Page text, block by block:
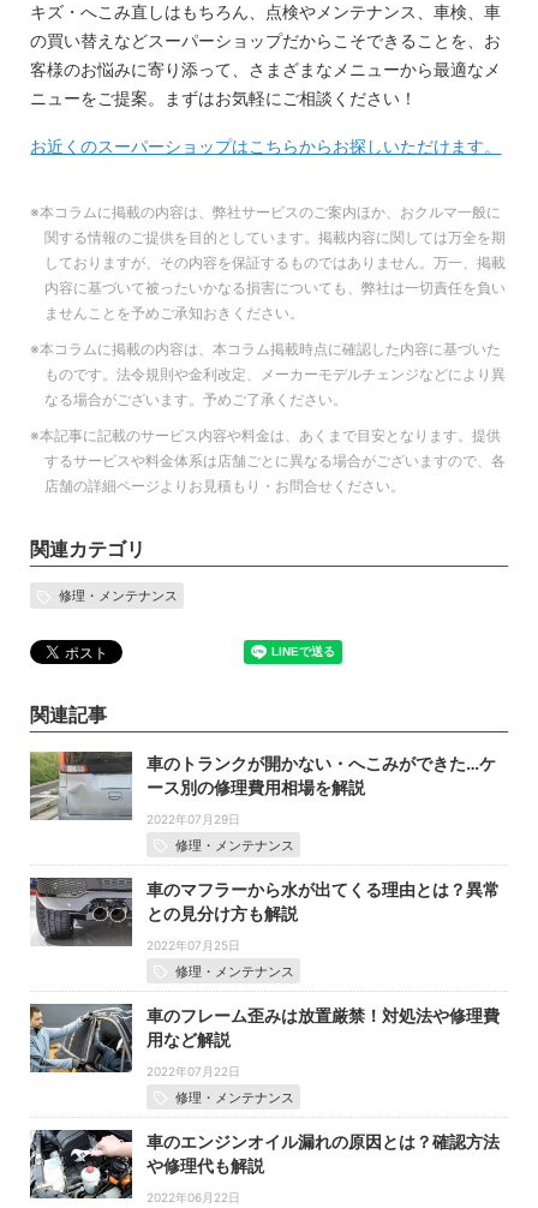
キズ・へこみ直しはもちろん、点検やメンテナンス、車検、車
の買い替えなどスーパーショップだからこそできることを、お
客様のお悩みに寄り添って、さまざまなメニューから最適なメ
ニューをご提案。まずはお気軽にご相談ください！
お近くのスーパーショップはこちらからお探しいただけます。
※本コラムに掲載の内容は、弊社サービスのご案内ほか、おクルマ一般に
関する情報のご提供を目的としています。掲載内容に関しては万全を期
しておりますが、その内容を保証するものではありません。万一、掲載
内容に基づいて被ったいかなる損害についても、弊社は一切責任を負い
ませんことを予めご承知おきください。
※本コラムに掲載の内容は、本コラム掲載時点に確認した内容に基づいた
ものです。法令規則や金利改定、メーカーモデルチェンジなどにより異
なる場合がございます。予めご了承ください。
※本記事に記載のサービス内容や料金は、あくまで目安となります。提供
するサービスや料金体系は店舗ごとに異なる場合がございますので、各
店舗の詳細ページよりお見積もり・お問合せください。
関連カテゴリ
修理・メンテナンス
関連記事
車のトランクが開かない・へこみができた…ケ
ース別の修理費用相場を解説
2022年07月29日
修理・メンテナンス
車のマフラーから水が出てくる理由とは？異常
との見分け方も解説
2022年07月25日
修理・メンテナンス
車のフレーム歪みは放置厳禁！対処法や修理費
用など解説
2022年07月22日
修理・メンテナンス
車のエンジンオイル漏れの原因とは？確認方法
や修理代も解説
2022年06月22日